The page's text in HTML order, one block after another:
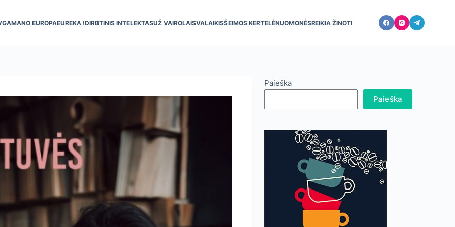
MANO EUROPAEUREKA !DIRBTINIS INTELEKTASUŽ VAIROLAISVALAIKISŠEIMOS KERTELĖNUOMONĖSREIKIA ŽINOTI
Paieška
Paieška